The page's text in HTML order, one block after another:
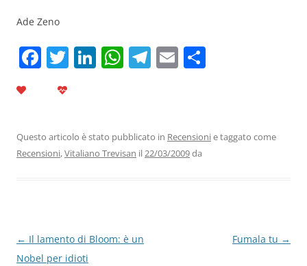
Ade Zeno
F
b
o
T Li
dI
n
W
A
p
T
a
m
E
vi
Questo articolo è stato pubblicato in Recensionie taggato come
Recensioni,Vitaliano Trevisan il22/03/2009da
Navigazione
articolo
← Il lamento di Bloom: è un
Nobel per idioti
Fumala tu →